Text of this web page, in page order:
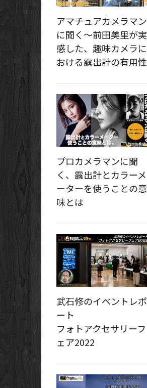
アマチュアカメラマン
に聞く～前田美里が実
感した、趣味カメラに
おける露出計の有用性
プロカメラマンに聞
く、露出計とカラーメ
ーターを使うことの意
味とは
武石修のイベントレポ
ート
フォトアクセサリーフ
ェア2022